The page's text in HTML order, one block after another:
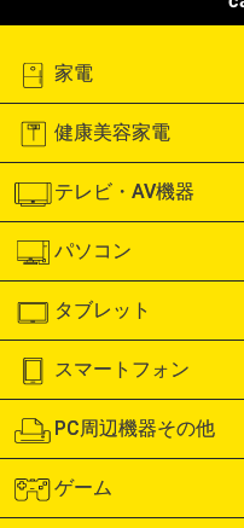
家電
健康美容家電
テレビ・AV機器
パソコン
タブレット
スマートフォン
PC周辺機器その他
ゲーム